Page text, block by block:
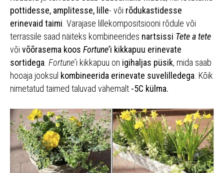
pottidesse, amplitesse, lille- või rõdukastidesse
erinevaid taimi . Varajase lillekompositsiooni rõdule või
terrassile saad näiteks kombineerides nartsissi Tete a tete
või võõrasema koos Fortune’i kikkapuu erinevate
sortidega Fortune’i kikkapuu on igihaljas püsik, mida saab
hooaja jooksul kombineerida erinevate suvelilledega . Kõik
nimetatud taimed taluvad vähemalt -5C külma.